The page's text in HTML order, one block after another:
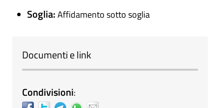
Soglia:Affidamento sotto soglia
Documenti e link
Condivisioni: